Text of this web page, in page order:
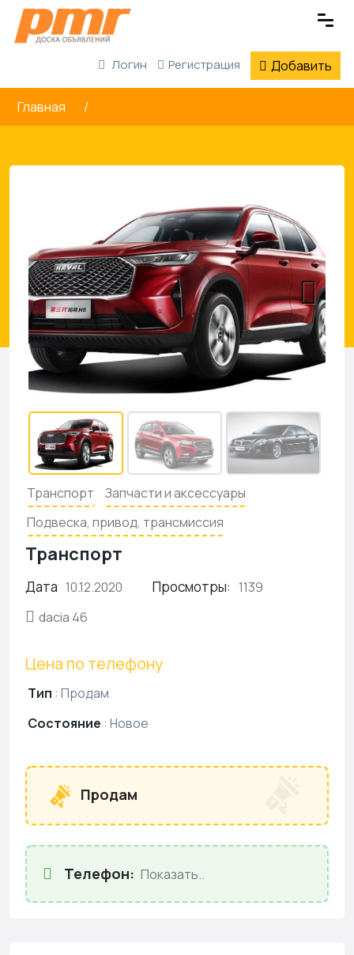
Логин Регистрация Добавить
Главная
Транспорт
Запчасти и аксессуары
Подвеска, привод, трансмиссия
Транспорт
Дата 10.12.2020 Просмотры: 1139
dacia 46
Цена по телефону
Тип : Продам
Состояние : Новое
Продам
Телефон: Показать..